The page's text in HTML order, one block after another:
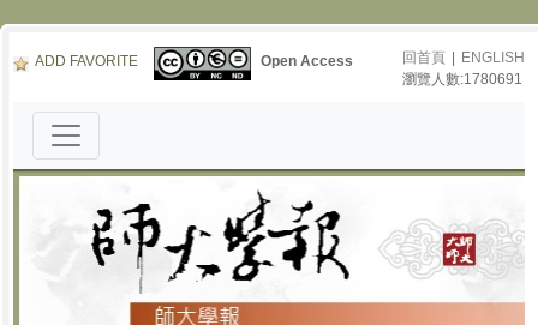
ADD FAVORITE Open Access 回首頁
ENGLISH
瀏覽人數:1780691